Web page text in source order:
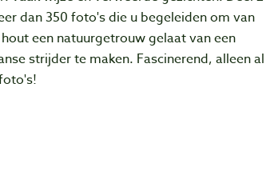
dan 350 foto's die u begeleiden om van
een natuurgetrouw gelaat van een
strijder te maken. Fascinerend, alleen al